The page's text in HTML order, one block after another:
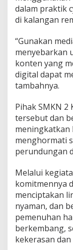
dalam praktik
di kalangan
“Gunakan
menyebarkan
konten yang
digital dapat
tambahnya.
Pihak SMKN
tersebut dan
meningkatkan
menghormati
perundungan
Melalui
komitmennya
menciptakan
nyaman, dan
pemenuhan
berkembang,
kekerasan